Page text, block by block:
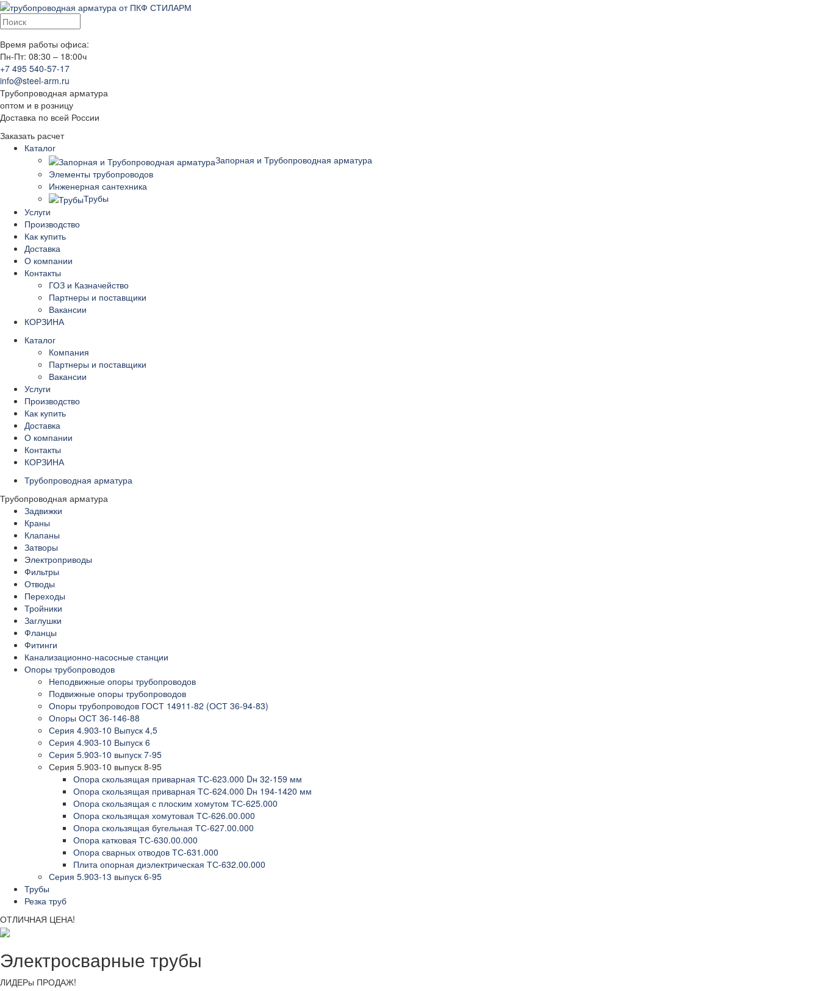
Время работы офиса:
Пн-Пт: 08:30 – 18:00ч
+7 495 540-57-17
info@steel-arm.ru
Трубопроводная арматура
оптом и в розницу
Доставка по всей России
Заказать расчет
Каталог
Запорная и Трубопроводная арматура
Элементы трубопроводов
Инженерная сантехника
Трубы
Услуги
Производство
Как купить
Доставка
О компании
Контакты
ГОЗ и Казначейство
Партнеры и поставщики
Вакансии
КОРЗИНА
Каталог
Компания
Партнеры и поставщики
Вакансии
Услуги
Производство
Как купить
Доставка
О компании
Контакты
КОРЗИНА
Трубопроводная арматура
Трубопроводная арматура
Задвижки
Краны
Клапаны
Затворы
Электроприводы
Фильтры
Отводы
Переходы
Тройники
Заглушки
Фланцы
Фитинги
Канализационно-насосные станции
Опоры трубопроводов
Неподвижные опоры трубопроводов
Подвижные опоры трубопроводов
Опоры трубопроводов ГОСТ 14911-82 (ОСТ 36-94-83)
Опоры ОСТ 36-146-88
Серия 4.903-10 Выпуск 4,5
Серия 4.903-10 Выпуск 6
Серия 5.903-10 выпуск 7-95
Серия 5.903-10 выпуск 8-95
Опора скользящая приварная ТС-623.000 Dн 32-159 мм
Опора скользящая приварная ТС-624.000 Dн 194-1420 мм
Опора скользящая с плоским хомутом ТС-625.000
Опора скользящая хомутовая ТС-626.00.000
Опора скользящая бугельная ТС-627.00.000
Опора катковая ТС-630.00.000
Опора сварных отводов ТС-631.000
Плита опорная диэлектрическая ТС-632.00.000
Серия 5.903-13 выпуск 6-95
Трубы
Резка труб
ОТЛИЧНАЯ ЦЕНА!
Электросварные трубы
ЛИДЕРы ПРОДАЖ!